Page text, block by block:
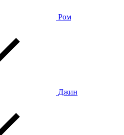
Ром
Джин